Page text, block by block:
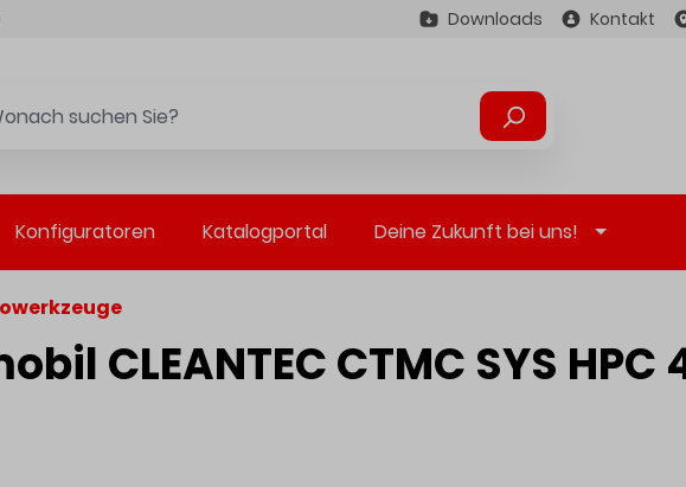
Downloads Kontakt
Konfiguratoren Katalogportal Deine Zukunft bei uns!
CLEANTEC CTMC SYS HPC